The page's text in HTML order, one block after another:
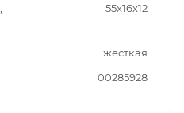
55x16x12
жесткая
00285928